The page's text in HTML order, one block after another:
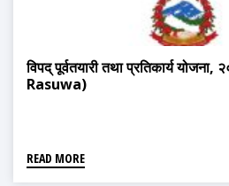
विपद् पूर्वतयारी तथा प्रतिकार्य
Rasuwa)
READ MORE